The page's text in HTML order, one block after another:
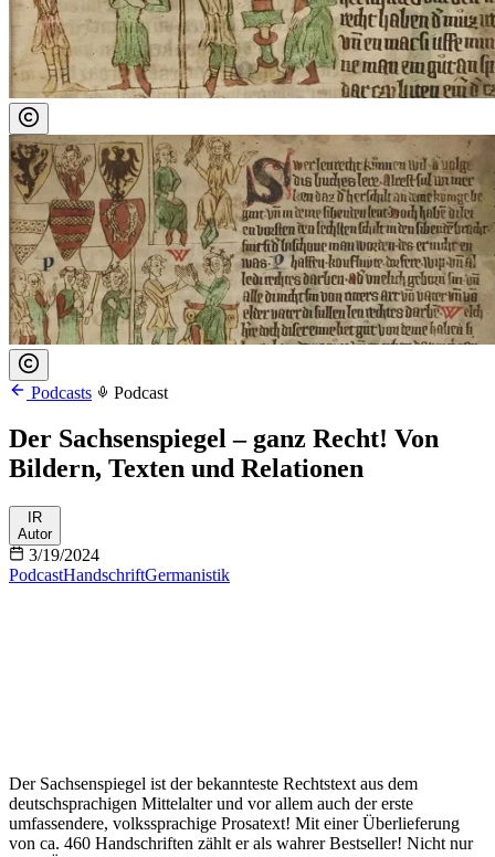
Podcasts Podcast
Der Sachsenspiegel – ganz Recht! Von
Bildern, Texten und Relationen
IR
Autor
3/19/2024
PodcastHandschriftGermanistik
Der Sachsenspiegel ist der bekannteste Rechtstext aus dem
deutschsprachigen Mittelalter und vor allem auch der erste
umfassendere, volkssprachige Prosatext! Mit einer Überlieferung
von ca. 460 Handschriften zählt er als wahrer Bestseller! Nicht nur